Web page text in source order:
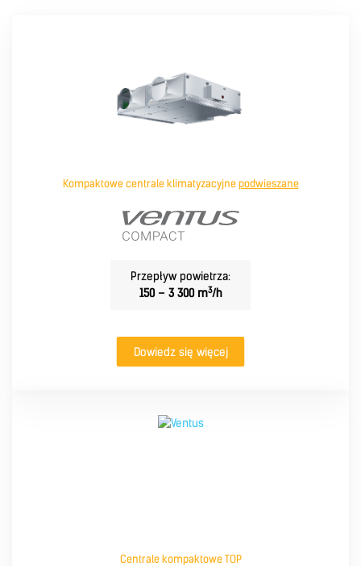
Kompaktowe centrale klimatyzacyjne podwieszane
Przepływ powietrza:
150 – 3 300 m3/h
Dowiedz się więcej
Centrale kompaktowe TOP